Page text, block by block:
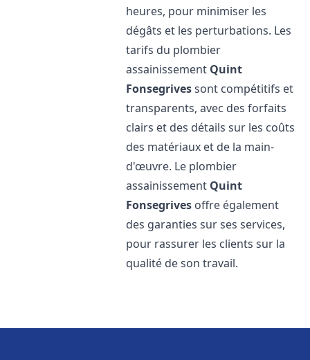
heures, pour minimiser les
dégâts et les perturbations. Les
tarifs du plombier
assainissement Quint
Fonsegrivessont compétitifs et
transparents, avec des forfaits
clairs et des détails sur les coûts
des matériaux et de la main-
d'œuvre. Le plombier
assainissement Quint
Fonsegrives offre également
des garanties sur ses services,
pour rassurer les clients sur la
qualité de son travail.